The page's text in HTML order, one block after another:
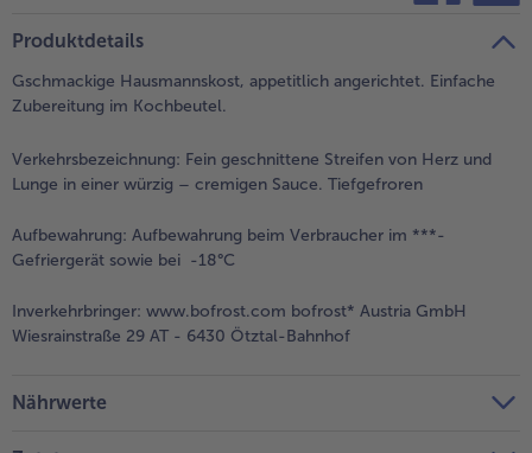
Produktdetails
Gschmackige Hausmannskost, appetitlich angerichtet. Einfache
Zubereitung im Kochbeutel.
Verkehrsbezeichnung: Fein geschnittene Streifen von Herz und
Lunge in einer würzig – cremigen Sauce. Tiefgefroren
Aufbewahrung: Aufbewahrung beim Verbraucher im ***-
Gefriergerät sowie bei -18°C
Inverkehrbringer: www.bofrost.com bofrost* Austria GmbH
Wiesrainstraße 29 AT - 6430 Ötztal-Bahnhof
Nährwerte